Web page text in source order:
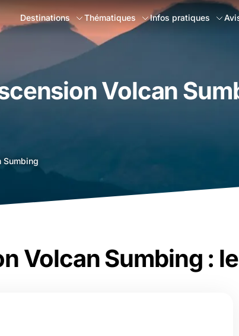
Destinations Thématiques Infos pratiques
Volcan
Sumbing
Volcan Sumbing :